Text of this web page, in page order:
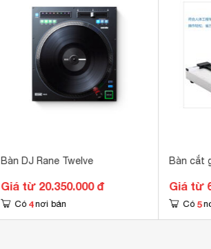
Bàn DJ Rane Twelve
Giá từ 20.350.000 đ
Có 4 nơi bán
Bàn cắt
Giá từ
Có 5